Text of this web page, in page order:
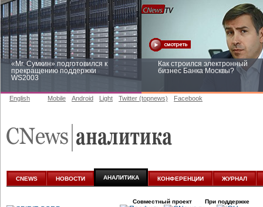
«Mr. Сумкин» подготовился к
прекращению поддержки
WS2003
Как строился электронный
бизнес Банка Москвы?
аналитике
English Mobile Android Light Twitter (topnews) Facebook
CNEWS НОВОСТИ АНАЛИТИКА КОНФЕРЕНЦИИ ЖУРНАЛ
Совместный проект При поддержке